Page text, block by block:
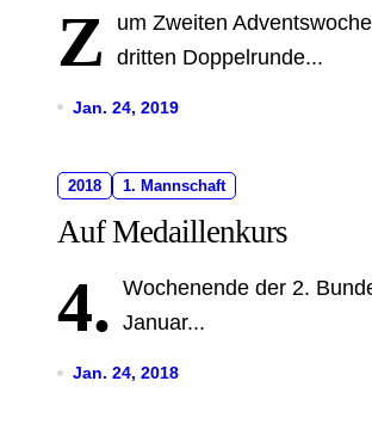
Z
um Zweiten
dritten Doppelrunde...
Jan. 24, 2019
2018 1. Mannschaft
Auf Medaillenkurs
4. Wochenende der 2.
Januar...
Jan. 24, 2018